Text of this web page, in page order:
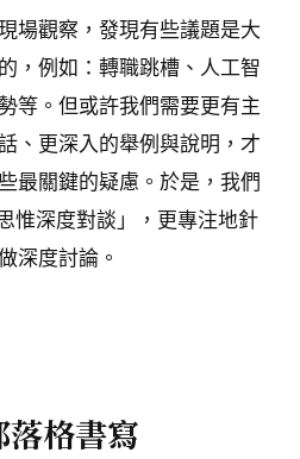
場觀察，發現有些議題是大
，例如：轉職跳槽、人工智
等。但或許我們需要更有主
、更深入的舉例與說明，才
最關鍵的疑慮。於是，我們
惟深度對談」，更專注地針
深度討論。
格書寫